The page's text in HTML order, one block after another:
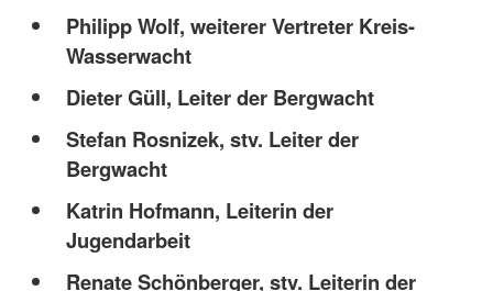
Philipp Wolf, weiterer Vertreter Kreis-
Wasserwacht
Dieter Güll, Leiter der Bergwacht
Stefan Rosnizek, stv. Leiter der
Bergwacht
Katrin Hofmann, Leiterin der
Jugendarbeit
Renate Schönberger, stv. Leiterin der